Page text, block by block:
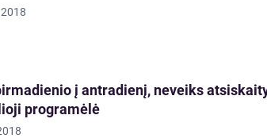
į antradienį, neveiks
programėlė